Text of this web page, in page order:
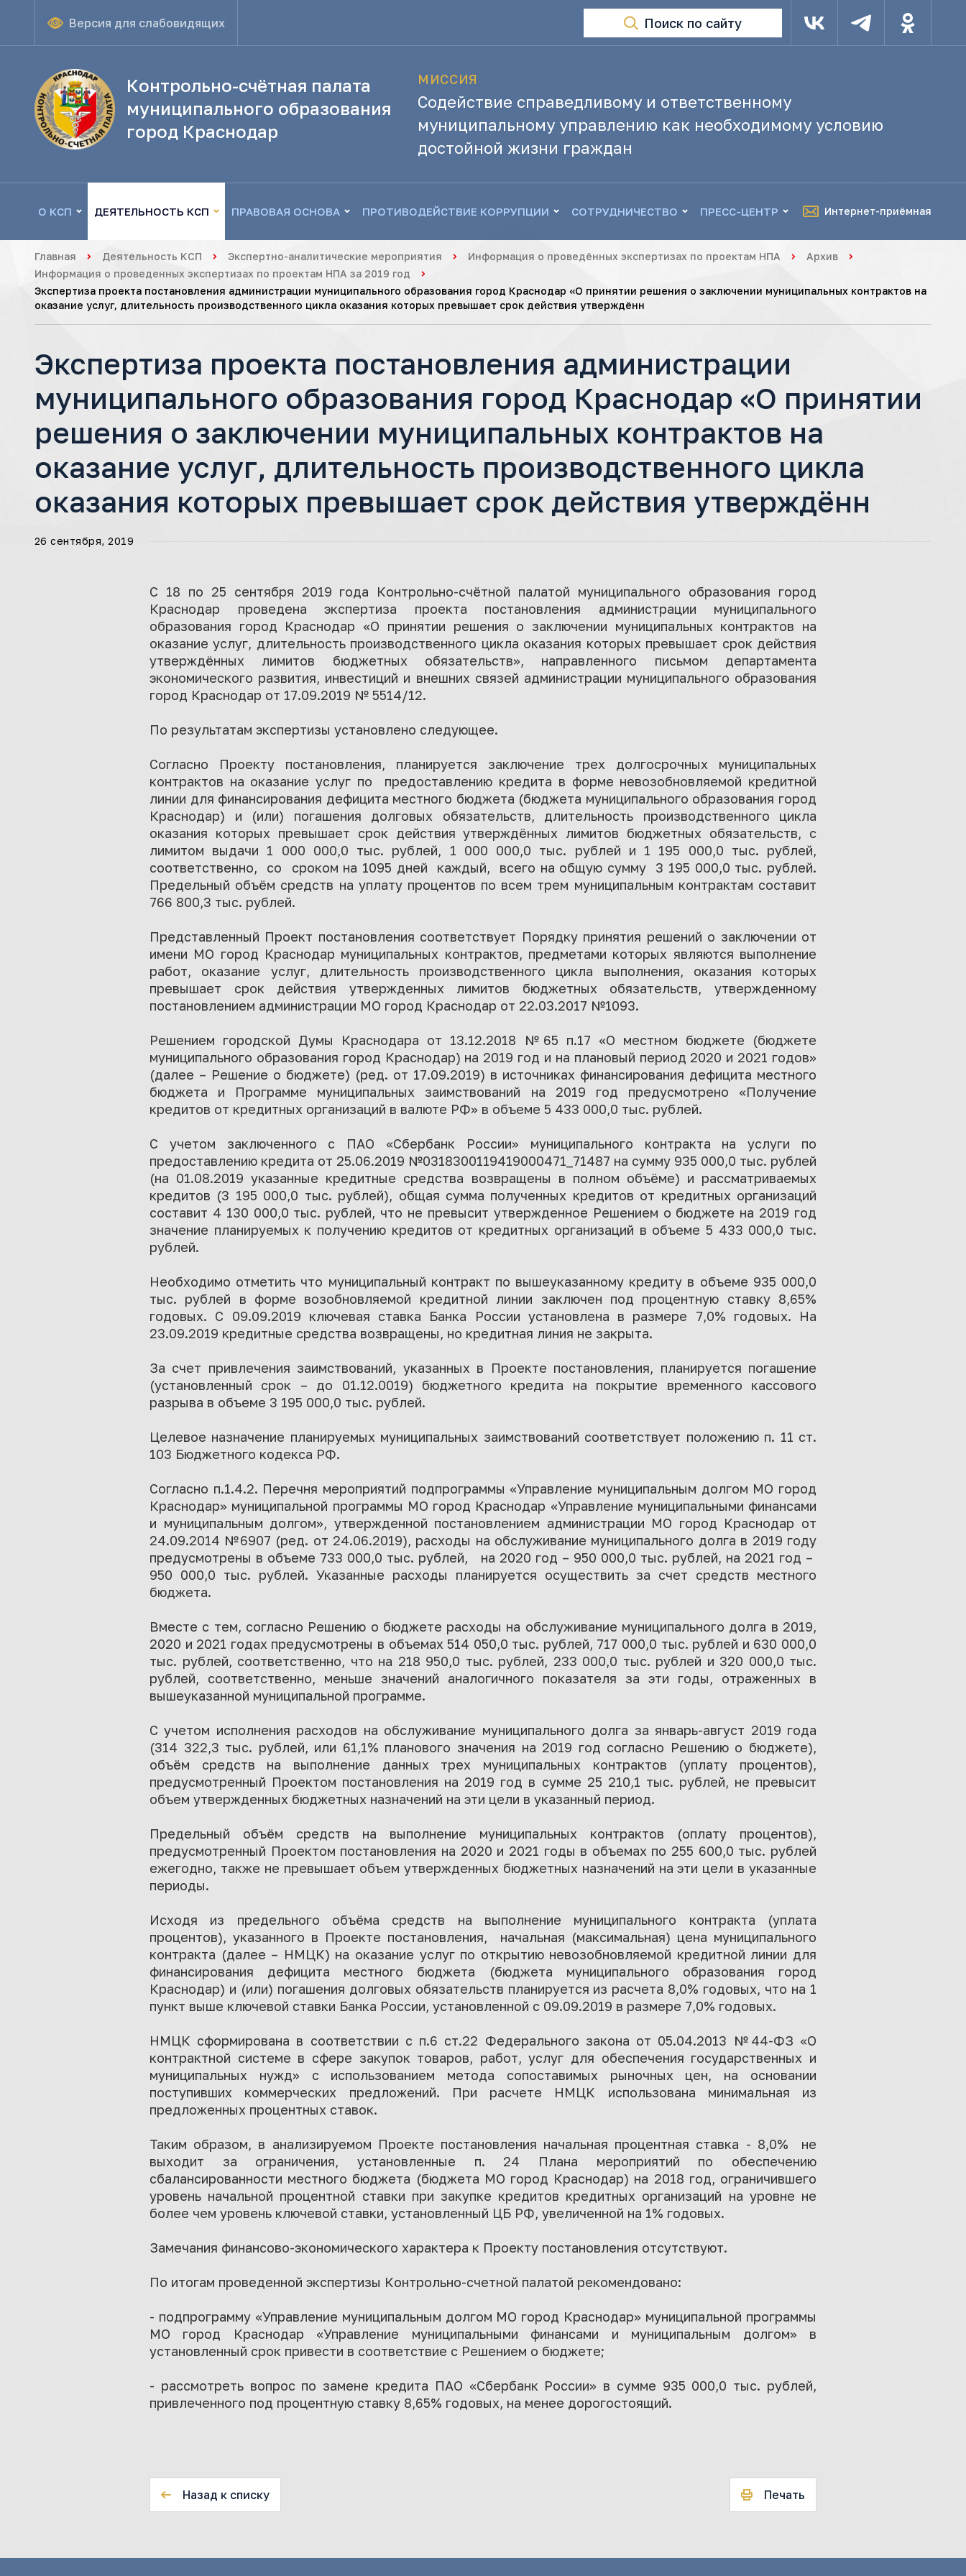
Версия для слабовидящих Поиск по сайту
Контрольно-счётная палата
муниципального образования
город Краснодар
МИССИЯ
Содействие справедливому и ответственному
муниципальному управлению как необходимому условию
достойной жизни граждан
О КСП ДЕЯТЕЛЬНОСТЬ КСП ПРАВОВАЯ ОСНОВА ПРОТИВОДЕЙСТВИЕ КОРРУПЦИИ СОТРУДНИЧЕСТВО ПРЕСС-ЦЕНТР Интернет-приёмная
Главная Деятельность КСП Экспертно-аналитические мероприятия Информация о проведённых экспертизах по проектам НПА
Архив
Информация о проведенных экспертизах по проектам НПА за 2019 год
Экспертиза проекта постановления администрации муниципального образования город Краснодар «О принятии решения о заключении муниципальных контрактов на
оказание услуг, длительность производственного цикла оказания которых превышает срок действия утверждённ
Экспертиза проекта постановления администрации
муниципального образования город Краснодар «О принятии
решения о заключении муниципальных контрактов на
оказание услуг, длительность производственного цикла
оказания которых превышает срок действия утверждённ
26 сентября, 2019
С 18 по 25 сентября 2019 года Контрольно-счётной палатой муниципального образования город
Краснодар проведена экспертиза проекта постановления администрации муниципального
образования город Краснодар «О принятии решения о заключении муниципальных контрактов на
оказание услуг, длительность производственного цикла оказания которых превышает срок действия
утверждённых лимитов бюджетных обязательств», направленного письмом департамента
экономического развития, инвестиций и внешних связей администрации муниципального образования
город Краснодар от 17.09.2019 № 5514/12.
По результатам экспертизы установлено следующее.
Согласно Проекту постановления, планируется заключение трех долгосрочных муниципальных
контрактов на оказание услуг по предоставлению кредита в форме невозобновляемой кредитной
линии для финансирования дефицита местного бюджета (бюджета муниципального образования город
Краснодар) и (или) погашения долговых обязательств, длительность производственного цикла
оказания которых превышает срок действия утверждённых лимитов бюджетных обязательств, с
лимитом выдачи 1 000 000,0 тыс. рублей, 1 000 000,0 тыс. рублей и 1 195 000,0 тыс. рублей,
соответственно, со сроком на 1095 дней каждый, всего на общую сумму 3 195 000,0 тыс. рублей.
Предельный объём средств на уплату процентов по всем трем муниципальным контрактам составит
766 800,3 тыс. рублей.
Представленный Проект постановления соответствует Порядку принятия решений о заключении от
имени МО город Краснодар муниципальных контрактов, предметами которых являются выполнение
работ, оказание услуг, длительность производственного цикла выполнения, оказания которых
превышает срок действия утвержденных лимитов бюджетных обязательств, утвержденному
постановлением администрации МО город Краснодар от 22.03.2017 №1093.
Решением городской Думы Краснодара от 13.12.2018 №65 п.17 «О местном бюджете (бюджете
муниципального образования город Краснодар) на 2019 год и на плановый период 2020 и 2021 годов»
(далее – Решение о бюджете) (ред. от 17.09.2019) в источниках финансирования дефицита местного
бюджета и Программе муниципальных заимствований на 2019 год предусмотрено «Получение
кредитов от кредитных организаций в валюте РФ» в объеме 5 433 000,0 тыс. рублей.
С учетом заключенного с ПАО «Сбербанк России» муниципального контракта на услуги по
предоставлению кредита от 25.06.2019 №0318300119419000471_71487 на сумму 935 000,0 тыс. рублей
(на 01.08.2019 указанные кредитные средства возвращены в полном объёме) и рассматриваемых
кредитов (3 195 000,0 тыс. рублей), общая сумма полученных кредитов от кредитных организаций
составит 4 130 000,0 тыс. рублей, что не превысит утвержденное Решением о бюджете на 2019 год
значение планируемых к получению кредитов от кредитных организаций в объеме 5 433 000,0 тыс.
рублей.
Необходимо отметить что муниципальный контракт по вышеуказанному кредиту в объеме 935 000,0
тыс. рублей в форме возобновляемой кредитной линии заключен под процентную ставку 8,65%
годовых. С 09.09.2019 ключевая ставка Банка России установлена в размере 7,0% годовых. На
23.09.2019 кредитные средства возвращены, но кредитная линия не закрыта.
За счет привлечения заимствований, указанных в Проекте постановления, планируется погашение
(установленный срок – до 01.12.0019) бюджетного кредита на покрытие временного кассового
разрыва в объеме 3 195 000,0 тыс. рублей.
Целевое назначение планируемых муниципальных заимствований соответствует положению п. 11 ст.
103 Бюджетного кодекса РФ.
Согласно п.1.4.2. Перечня мероприятий подпрограммы «Управление муниципальным долгом МО город
Краснодар» муниципальной программы МО город Краснодар «Управление муниципальными финансами
и муниципальным долгом», утвержденной постановлением администрации МО город Краснодар от
24.09.2014 №6907 (ред. от 24.06.2019), расходы на обслуживание муниципального долга в 2019 году
предусмотрены в объеме 733 000,0 тыс. рублей, на 2020 год – 950 000,0 тыс. рублей, на 2021 год –
950 000,0 тыс. рублей. Указанные расходы планируется осуществить за счет средств местного
бюджета.
Вместе с тем, согласно Решению о бюджете расходы на обслуживание муниципального долга в 2019,
2020 и 2021 годах предусмотрены в объемах 514 050,0 тыс. рублей, 717 000,0 тыс. рублей и 630 000,0
тыс. рублей, соответственно, что на 218 950,0 тыс. рублей, 233 000,0 тыс. рублей и 320 000,0 тыс.
рублей, соответственно, меньше значений аналогичного показателя за эти годы, отраженных в
вышеуказанной муниципальной программе.
С учетом исполнения расходов на обслуживание муниципального долга за январь-август 2019 года
(314 322,3 тыс. рублей, или 61,1% планового значения на 2019 год согласно Решению о бюджете),
объём средств на выполнение данных трех муниципальных контрактов (уплату процентов),
предусмотренный Проектом постановления на 2019 год в сумме 25 210,1 тыс. рублей, не превысит
объем утвержденных бюджетных назначений на эти цели в указанный период.
Предельный объём средств на выполнение муниципальных контрактов (оплату процентов),
предусмотренный Проектом постановления на 2020 и 2021 годы в объемах по 255 600,0 тыс. рублей
ежегодно, также не превышает объем утвержденных бюджетных назначений на эти цели в указанные
периоды.
Исходя из предельного объёма средств на выполнение муниципального контракта (уплата
процентов), указанного в Проекте постановления, начальная (максимальная) цена муниципального
контракта (далее – НМЦК) на оказание услуг по открытию невозобновляемой кредитной линии для
финансирования дефицита местного бюджета (бюджета муниципального образования город
Краснодар) и (или) погашения долговых обязательств планируется из расчета 8,0% годовых, что на 1
пункт выше ключевой ставки Банка России, установленной с 09.09.2019 в размере 7,0% годовых.
НМЦК сформирована в соответствии с п.6 ст.22 Федерального закона от 05.04.2013 №44-ФЗ «О
контрактной системе в сфере закупок товаров, работ, услуг для обеспечения государственных и
муниципальных нужд» с использованием метода сопоставимых рыночных цен, на основании
поступивших коммерческих предложений. При расчете НМЦК использована минимальная из
предложенных процентных ставок.
Таким образом, в анализируемом Проекте постановления начальная процентная ставка - 8,0% не
выходит за ограничения, установленные п. 24 Плана мероприятий по обеспечению
сбалансированности местного бюджета (бюджета МО город Краснодар) на 2018 год, ограничившего
уровень начальной процентной ставки при закупке кредитов кредитных организаций на уровне не
более чем уровень ключевой ставки, установленный ЦБ РФ, увеличенной на 1% годовых.
Замечания финансово-экономического характера к Проекту постановления отсутствуют.
По итогам проведенной экспертизы Контрольно-счетной палатой рекомендовано:
- подпрограмму «Управление муниципальным долгом МО город Краснодар» муниципальной программы
МО город Краснодар «Управление муниципальными финансами и муниципальным долгом» в
установленный срок привести в соответствие с Решением о бюджете;
- рассмотреть вопрос по замене кредита ПАО «Сбербанк России» в сумме 935 000,0 тыс. рублей,
привлеченного под процентную ставку 8,65% годовых, на менее дорогостоящий.
Назад к списку Печать